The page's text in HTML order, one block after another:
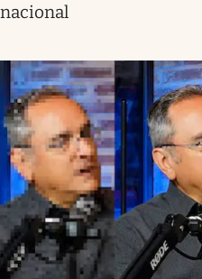
nacional